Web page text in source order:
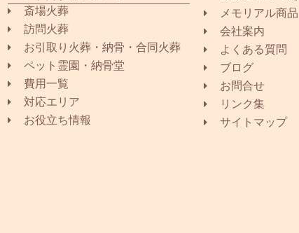
斎場火葬
訪問火葬
お引取り火葬・納骨・合同火葬
ペット霊園・納骨堂
費用一覧
対応エリア
お役立ち情報
メモリアル商品
会社案内
よくある質問
ブログ
お問合せ
リンク集
サイトマップ